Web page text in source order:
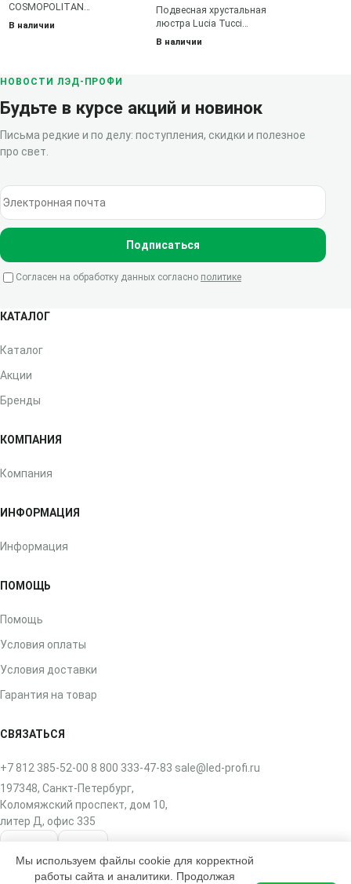
COSMOPOLITAN
COSMOPOLITAN W2970.2
В наличии
Подвесная хрустальная
люстра Lucia Tucci
BARLETTA BARLETTA 122.6
В наличии
НОВОСТИ ЛЭД-ПРОФИ
Будьте в курсе акций и новинок
Письма редкие и по делу: поступления, скидки и полезное
про свет.
Электронная почта
Подписаться
Согласен на обработку данных согласно политике
КАТАЛОГ
Каталог
Акции
Бренды
КОМПАНИЯ
Компания
ИНФОРМАЦИЯ
Информация
ПОМОЩЬ
Помощь
Условия оплаты
Условия доставки
Гарантия на товар
СВЯЗАТЬСЯ
+7 812 385-52-00 8 800 333-47-83 sale@led-profi.ru
197348, Санкт-Петербург,
Коломяжский проспект, дом 10,
литер Д, офис 335
Мы используем файлы cookie для корректной
работы сайта и аналитики. Продолжая